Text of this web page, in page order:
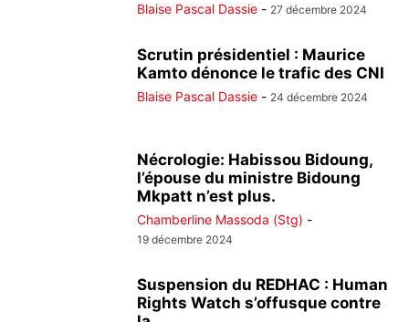
Blaise Pascal Dassie - 27 décembre 2024
Scrutin présidentiel : Maurice
Kamto dénonce le trafic des CNI
Blaise Pascal Dassie - 24 décembre 2024
Nécrologie: Habissou Bidoung,
l’épouse du ministre Bidoung
Mkpatt n’est plus.
Chamberline Massoda (Stg) -
19 décembre 2024
Suspension du REDHAC : Human
Rights Watch s’offusque contre